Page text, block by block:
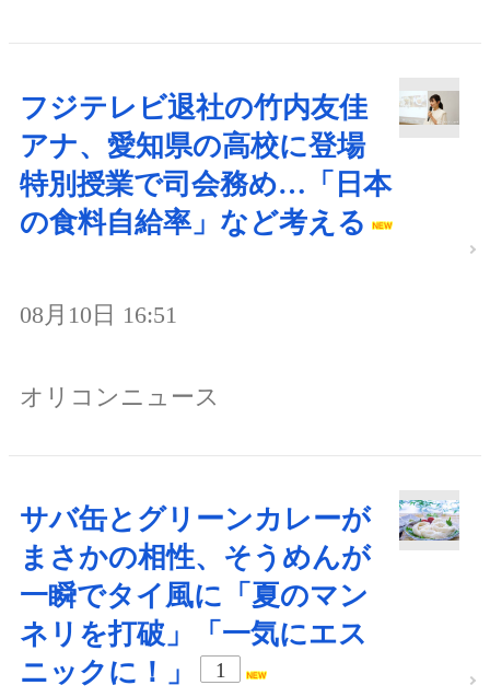
フジテレビ退社の竹内友佳
アナ、愛知県の高校に登場
特別授業で司会務め…「日本
の食料自給率」など考える
08月10日 16:51
オリコンニュース
サバ缶とグリーンカレーが
まさかの相性、そうめんが
一瞬でタイ風に「夏のマン
ネリを打破」「一気にエス
ニックに！」
1